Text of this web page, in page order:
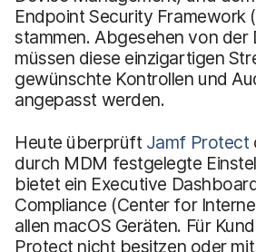
Endpoint Security Framework
stammen. Abgesehen von
müssen diese einzigartigen
gewünschte Kontrollen und
angepasst werden.
Heute überprüft Jamf Protect
durch MDM festgelegte
bietet ein Executive
Compliance (Center for
allen macOS Geräten. Für
Protect nicht besitzen oder